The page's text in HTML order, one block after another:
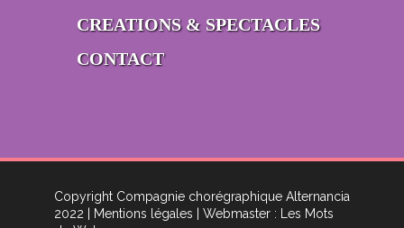
CREATIONS & SPECTACLES
CONTACT
Copyright Compagnie chorégraphique Alternancia
2022
| Mentions légales
| Webmaster : Les Mots